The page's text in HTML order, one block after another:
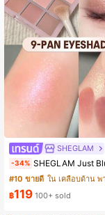
SHEGLAM
-34% SHEGLAM Just Blushed พาเลทอายแชโดว์ 9 สี เครื่องสำอางแบรนด์ความ
#10 ขายดี
(1000+)
#10 ขายดี
(1000+)
#10 ขายดี
(1000+)
#10 ขายดี
฿119 100+ sold